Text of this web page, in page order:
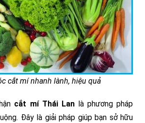
cắt mí nhanh lành, hiệu quả
cắt mí Thái Lanlà phương pháp
Đây là giải pháp giúp bạn sở hữu